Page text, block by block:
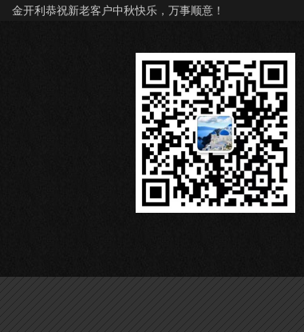
金开利恭祝新老客户中秋快乐，万事顺意！